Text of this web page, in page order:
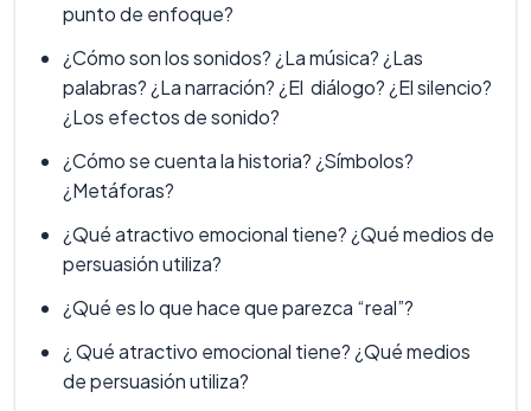
punto de enfoque?
¿Cómo son los sonidos? ¿La música? ¿Las
palabras? ¿La narración? ¿El diálogo? ¿El silencio?
¿Los efectos de sonido?
¿Cómo se cuenta la historia? ¿Símbolos?
¿Metáforas?
¿Qué atractivo emocional tiene? ¿Qué medios de
persuasión utiliza?
¿Qué es lo que hace que parezca “real”?
¿ Qué atractivo emocional tiene? ¿Qué medios
de persuasión utiliza?